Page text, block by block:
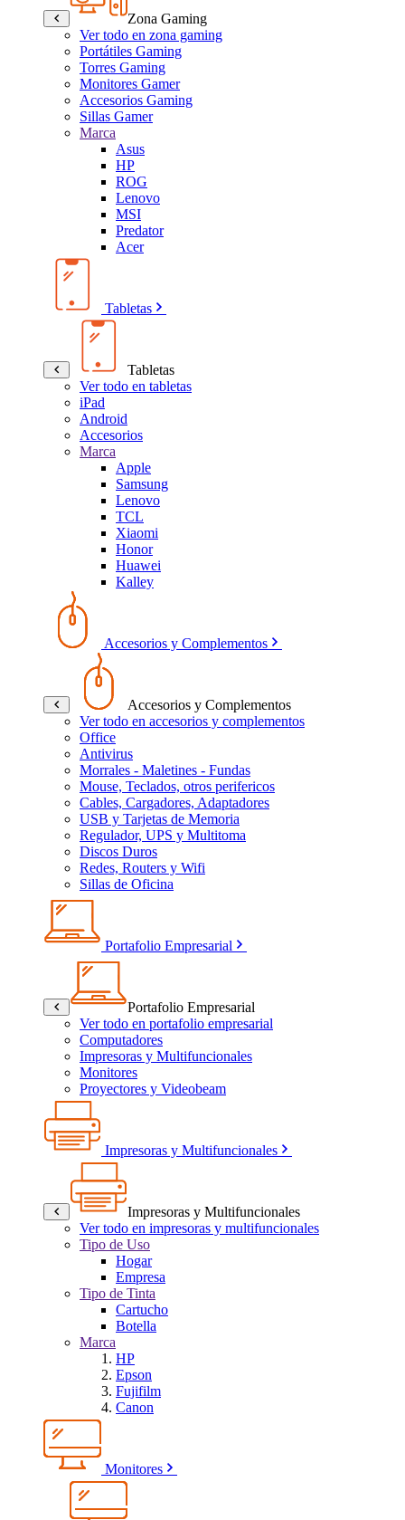
Zona Gaming
Ver todo en zona gaming
Portátiles Gaming
Torres Gaming
Monitores Gamer
Accesorios Gaming
Sillas Gamer
Marca
Asus
HP
ROG
Lenovo
MSI
Predator
Acer
Tabletas
Tabletas
Ver todo en tabletas
iPad
Android
Accesorios
Marca
Apple
Samsung
Lenovo
TCL
Xiaomi
Honor
Huawei
Kalley
Accesorios y Complementos
Accesorios y Complementos
Ver todo en accesorios y complementos
Office
Antivirus
Morrales - Maletines - Fundas
Mouse, Teclados, otros perifericos
Cables, Cargadores, Adaptadores
USB y Tarjetas de Memoria
Regulador, UPS y Multitoma
Discos Duros
Redes, Routers y Wifi
Sillas de Oficina
Portafolio Empresarial
Portafolio Empresarial
Ver todo en portafolio empresarial
Computadores
Impresoras y Multifuncionales
Monitores
Proyectores y Videobeam
Impresoras y Multifuncionales
Impresoras y Multifuncionales
Ver todo en impresoras y multifuncionales
Tipo de Uso
Hogar
Empresa
Tipo de Tinta
Cartucho
Botella
Marca
HP
Epson
Fujifilm
Canon
Monitores